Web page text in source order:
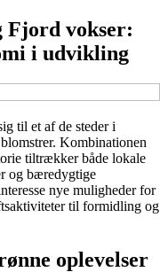
Fjord vokser:
i udvikling
til et af de steder i
Kombinationen
tiltrækker både lokale
og bæredygtige
nye muligheder for
til formidling og
oplevelser